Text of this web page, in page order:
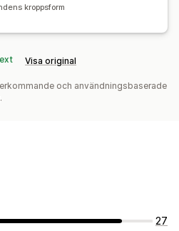
kroppsform
Visa original
och användningsbaserade
27